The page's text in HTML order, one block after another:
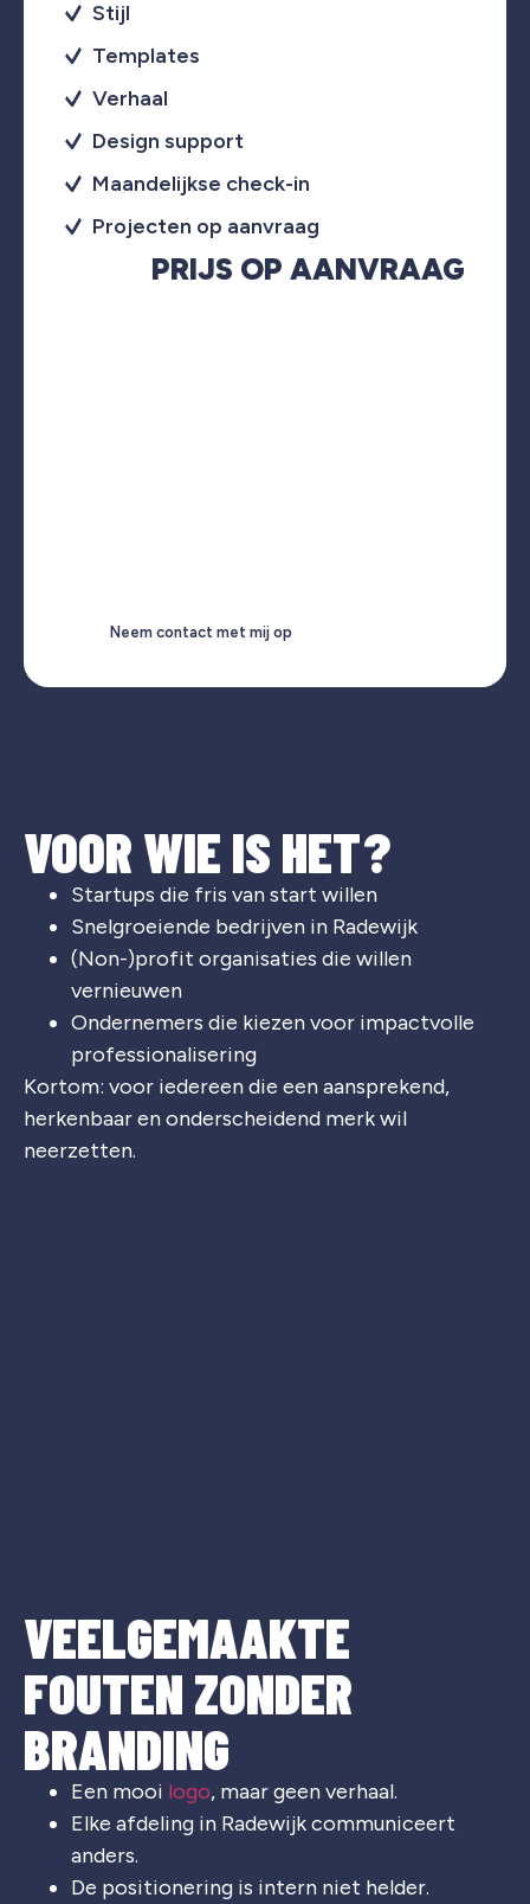
Stijl
Templates
Verhaal
Design support
Maandelijkse check-in
Projecten op aanvraag
PRIJS OP AANVRAAG
Neem contact met mij op
VOOR WIE IS HET?
Startups die fris van start willen
Snelgroeiende bedrijven in Radewijk
(Non-)profit organisaties die willen
vernieuwen
Ondernemers die kiezen voor impactvolle
professionalisering
Kortom: voor iedereen die een aansprekend,
herkenbaar en onderscheidend merk wil
neerzetten.
VEELGEMAAKTE
FOUTEN ZONDER
BRANDING
Een mooi logo, maar geen verhaal.
Elke afdeling in Radewijkcommuniceert
anders.
De positionering is intern niet helder.